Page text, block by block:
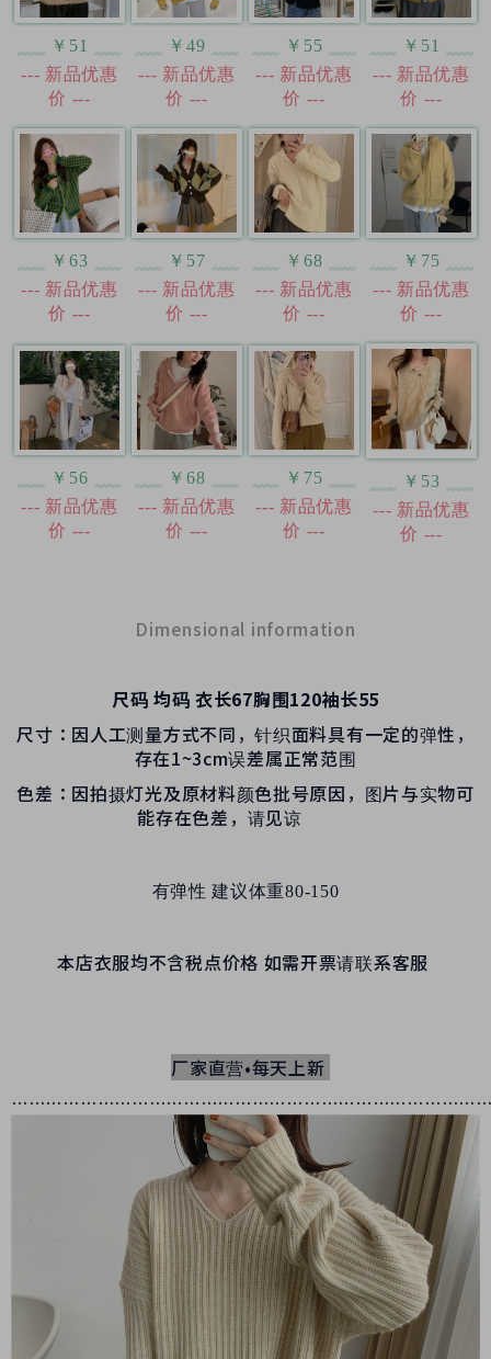
￥51
--- 新品优惠
价 ---
￥49
--- 新品优惠
价 ---
￥55
--- 新品优惠
价 ---
￥51
--- 新品优惠
价 ---
￥63
--- 新品优惠
价 ---
￥57
--- 新品优惠
价 ---
￥68
--- 新品优惠
价 ---
￥75
--- 新品优惠
价 ---
￥56
--- 新品优惠
价 ---
￥68
--- 新品优惠
价 ---
￥75
--- 新品优惠
价 ---
￥53
--- 新品优惠
价 ---
Dimensional information
尺码 均码衣长67胸围120袖长55
尺寸：因人工测量方式不同，针织面料具有一定的弹性，
存在1~3cm误差属正常范围
色差：因拍摄灯光及原材料颜色批号原因，图片与实物可
能存在色差，请见谅
有弹性 建议体重80-150
本店衣服均不含税点价格 如需开票请联系客服
厂家直营•每天上新